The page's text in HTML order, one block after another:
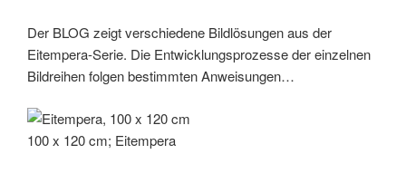
Der BLOG zeigt verschiedene Bildlösungen aus der
Eitempera-Serie. Die Entwicklungsprozesse der einzelnen
Bildreihen folgen bestimmten Anweisungen…
100 x 120 cm; Eitempera